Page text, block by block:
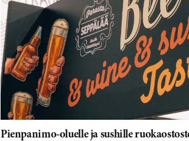
Pienpanimo-oluelle ja sushille